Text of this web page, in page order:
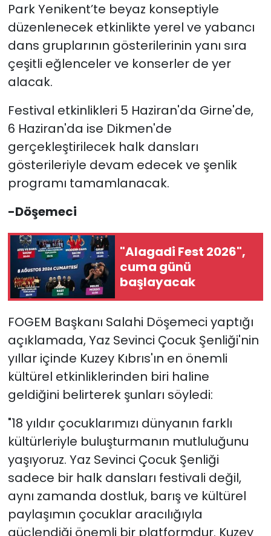
Park Yenikent’te beyaz konseptiyle
düzenlenecek etkinlikte yerel ve yabancı
dans gruplarının gösterilerinin yanı sıra
çeşitli eğlenceler ve konserler de yer
alacak.
Festival etkinlikleri 5 Haziran'da Girne'de,
6 Haziran'da ise Dikmen'de
gerçekleştirilecek halk dansları
gösterileriyle devam edecek ve şenlik
programı tamamlanacak.
-Döşemeci
"Alagadi Fest 2026",
cuma günü
başlayacak
FOGEM Başkanı Salahi Döşemeci yaptığı
açıklamada, Yaz Sevinci Çocuk Şenliği'nin
yıllar içinde Kuzey Kıbrıs'ın en önemli
kültürel etkinliklerinden biri haline
geldiğini belirterek şunları söyledi:
"18 yıldır çocuklarımızı dünyanın farklı
kültürleriyle buluşturmanın mutluluğunu
yaşıyoruz. Yaz Sevinci Çocuk Şenliği
sadece bir halk dansları festivali değil,
aynı zamanda dostluk, barış ve kültürel
paylaşımın çocuklar aracılığıyla
güçlendiği önemli bir platformdur. Kuzey